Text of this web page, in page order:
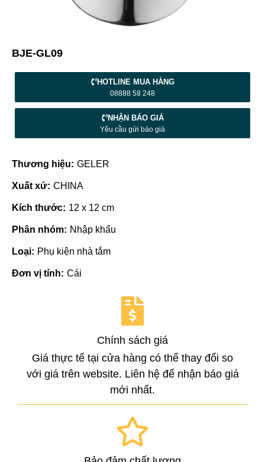
BJE-GL09
HOTLINE MUA HÀNG
08888 58 248
NHẬN BÁO GIÁ
Yêu cầu gửi báo giá
Thương hiệu: GELER
Xuất xứ: CHINA
Kích thước: 12 x 12 cm
Phân nhóm: Nhập khẩu
Loại: Phụ kiện nhà tắm
Đơn vị tính: Cái
Chính sách giá
Giá thực tế tại cửa hàng có thể thay đổi so
với giá trên website. Liên hệ để nhận báo giá
mới nhất.